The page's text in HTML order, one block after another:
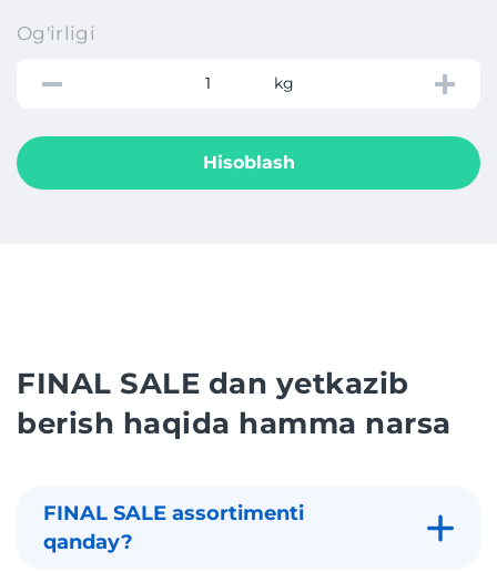
Og'irligi
kg
Hisoblash
FINAL SALE dan yetkazib
berish haqida hamma narsa
FINAL SALE assortimenti
qanday?